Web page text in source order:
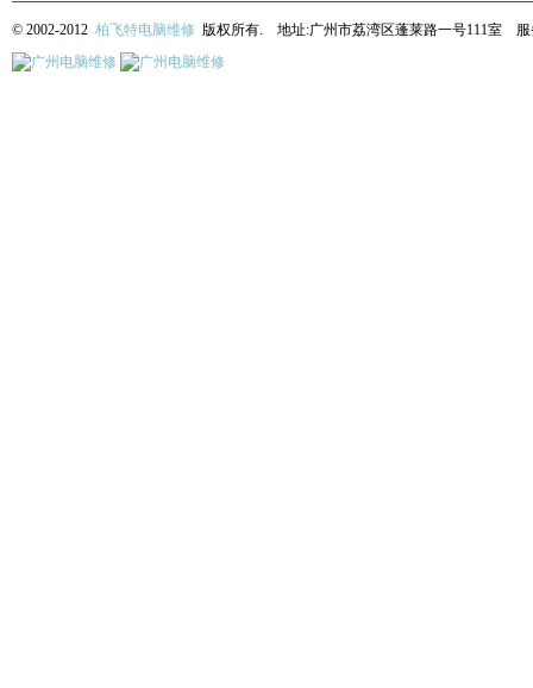
© 2002-2012 柏飞特电脑维修 版权所有. 地址:广州市荔湾区蓬莱路一号111室 服